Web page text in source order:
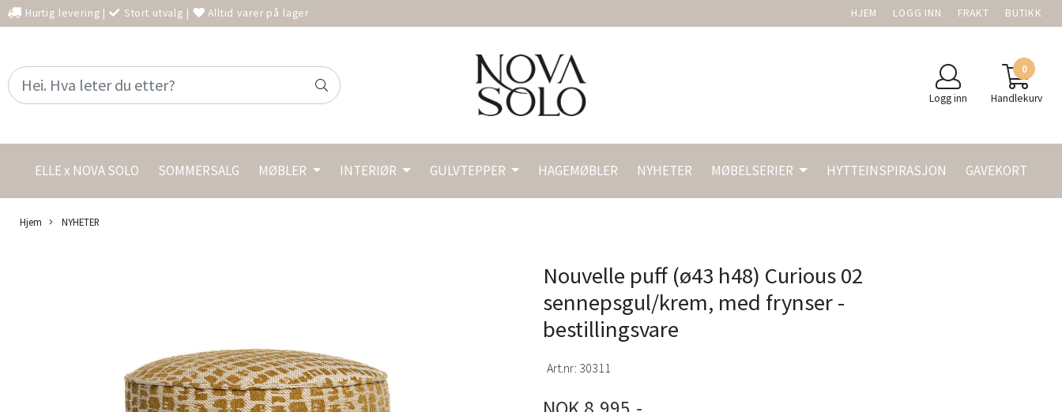
Hurtig levering | Stort utvalg | Alltid varer på lager HJEM LOGG INN FRAKT BUTIKK
Logg inn
0
Handlekurv
ELLE x NOVA SOLO SOMMERSALG MØBLER INTERIØR GULVTEPPER HAGEMØBLER NYHETER MØBELSERIER HYTTEINSPIRASJON GAVEKORT
Hjem NYHETER
Nouvelle puff (ø43 h48) Curious 02
sennepsgul/krem, med frynser -
bestillingsvare
Art.nr: 30311